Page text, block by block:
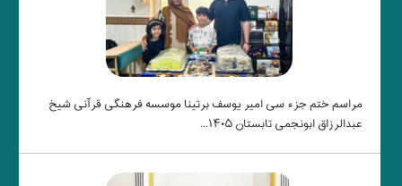
مراسم ختم جزء سی امیر یوسف برتینا موسسه فرهنگی قرآنی شیخ
عبدالرزاق ابونجمی تابستان ۱۴۰۵...